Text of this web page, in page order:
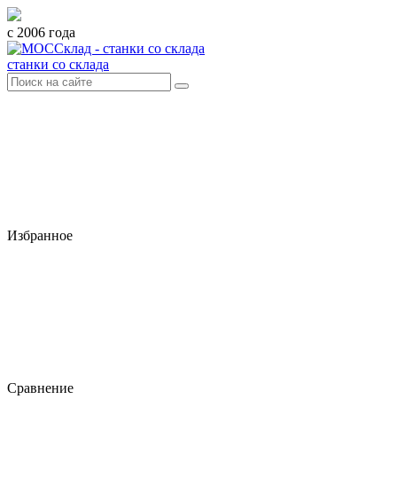
с 2006 года
станки со склада
Избранное
Сравнение